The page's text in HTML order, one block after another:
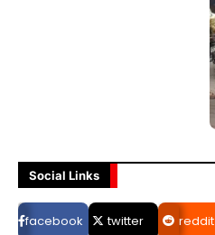
Social Links
facebook twitter reddit